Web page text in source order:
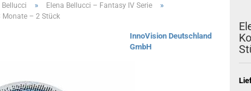
» Elena Bellucci – Fantasy IV Serie »
Monate – 2 Stück
InnoVision Deutschland
GmbH